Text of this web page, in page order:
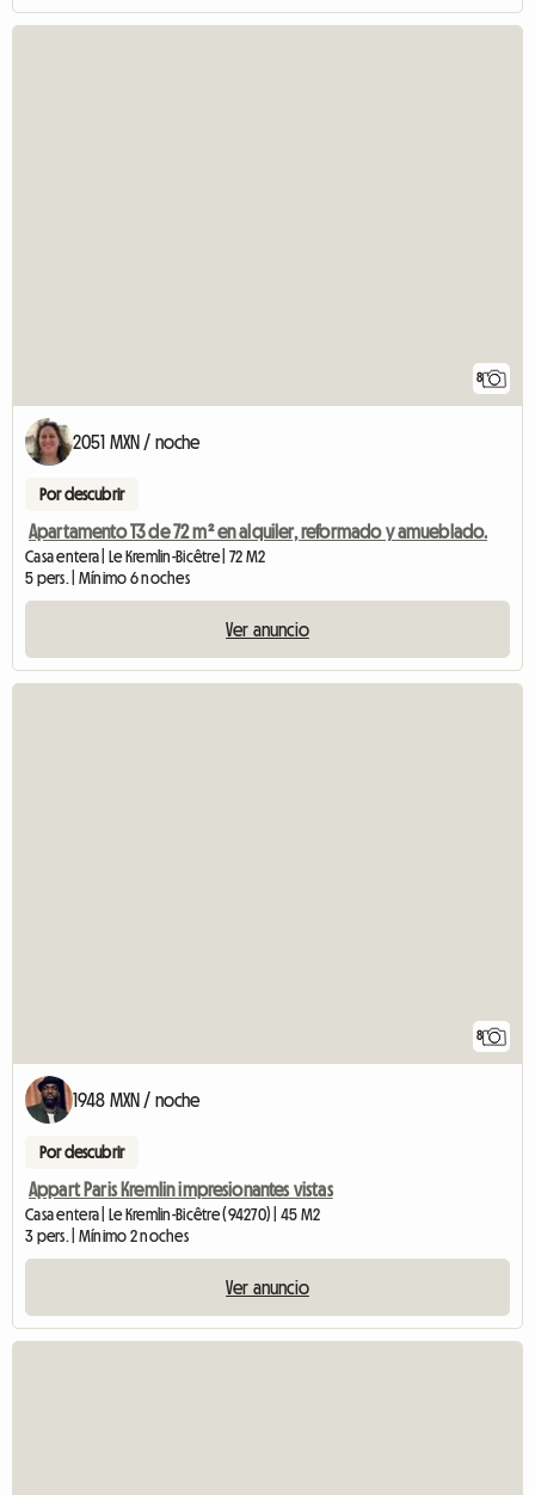
8
2051 MXN / noche
Por descubrir
Apartamento T3 de 72 m² en alquiler, reformado y amueblado.
Casa entera | Le Kremlin-Bicêtre | 72 M2
5 pers. | Mínimo 6 noches
Ver anuncio
8
1948 MXN / noche
Por descubrir
Appart Paris Kremlin impresionantes vistas
Casa entera | Le Kremlin-Bicêtre (94270) | 45 M2
3 pers. | Mínimo 2 noches
Ver anuncio